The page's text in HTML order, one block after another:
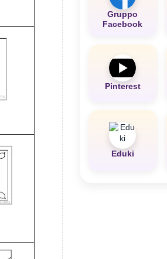
Gruppo
Facebook
Pinterest
Eduki